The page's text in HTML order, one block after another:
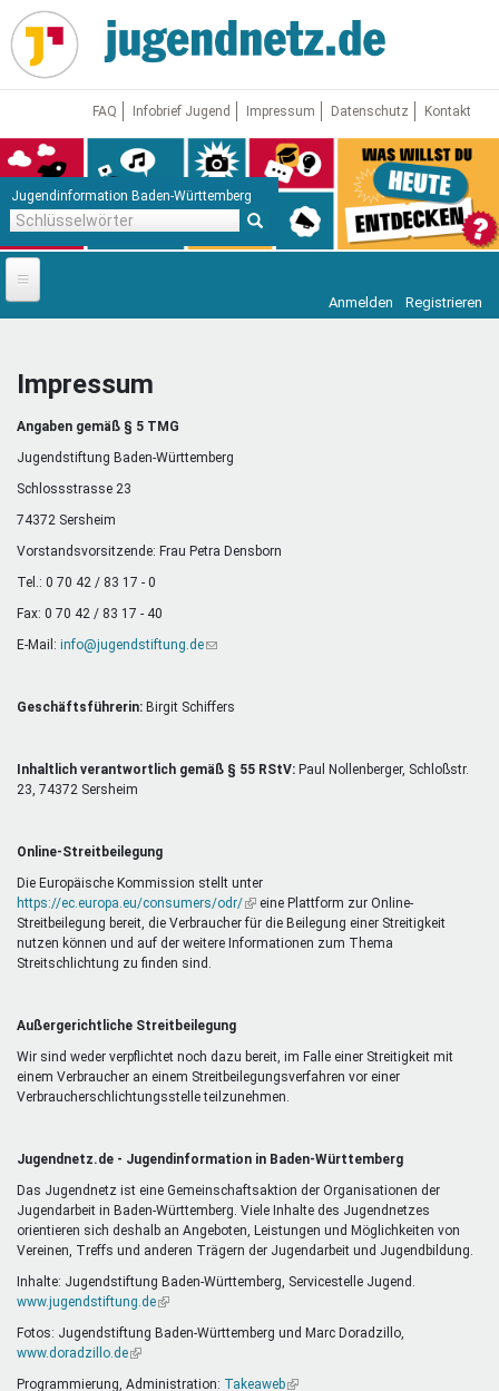
Direkt
zum
Inhalt
FAQ Infobrief Jugend Impressum Datenschutz Kontakt
Jugendinformation Baden-Württemberg
Startseite
Jugendnetz
Freizeit & Reisen
Mentoren & Projekte
Schule & Beruf
Vor Ort
Anmelden Registrieren
Impressum
Angaben gemäß § 5 TMG
Jugendstiftung Baden-Württemberg
Schlossstrasse 23
74372 Sersheim
Vorstandsvorsitzende: Frau Petra Densborn
Tel.: 0 70 42 / 83 17 - 0
Fax: 0 70 42 / 83 17 - 40
E-Mail: info@jugendstiftung.de(Link
Mail)
Geschäftsführerin: Birgit Schiffers
Inhaltlich verantwortlich gemäß § 55 RStV: Paul Nollenberger, Schloßstr.
23, 74372 Sersheim
Online-Streitbeilegung
Die Europäische Kommission stellt unter
https://ec.europa.eu/consumers/odr/(Link
ist
extern)
eine Plattform zur Online-
Streitbeilegung bereit, die Verbraucher für die Beilegung einer Streitigkeit
nutzen können und auf der weitere Informationen zum Thema
Streitschlichtung zu finden sind.
Außergerichtliche Streitbeilegung
Wir sind weder verpflichtet noch dazu bereit, im Falle einer Streitigkeit mit
einem Verbraucher an einem Streitbeilegungsverfahren vor einer
Verbraucherschlichtungsstelle teilzunehmen.
Jugendnetz.de - Jugendinformation in Baden-Württemberg
Das Jugendnetz ist eine Gemeinschaftsaktion der Organisationen der
Jugendarbeit in Baden-Württemberg. Viele Inhalte des Jugendnetzes
orientieren sich deshalb an Angeboten, Leistungen und Möglichkeiten von
Vereinen, Treffs und anderen Trägern der Jugendarbeit und Jugendbildung.
Inhalte: Jugendstiftung Baden-Württemberg, Servicestelle Jugend.
www.jugendstiftung.de(Link
extern)
Fotos: Jugendstiftung Baden-Württemberg und Marc Doradzillo,
www.doradzillo.de(Link
Programmierung, Administration: Takeaweb(Link